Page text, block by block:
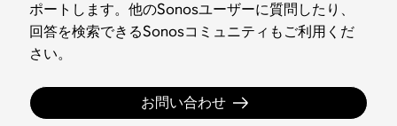
ポートします。他のSonosユーザーに質問したり、
回答を検索できるSonosコミュニティもご利用くだ
さい。
お問い合わせ